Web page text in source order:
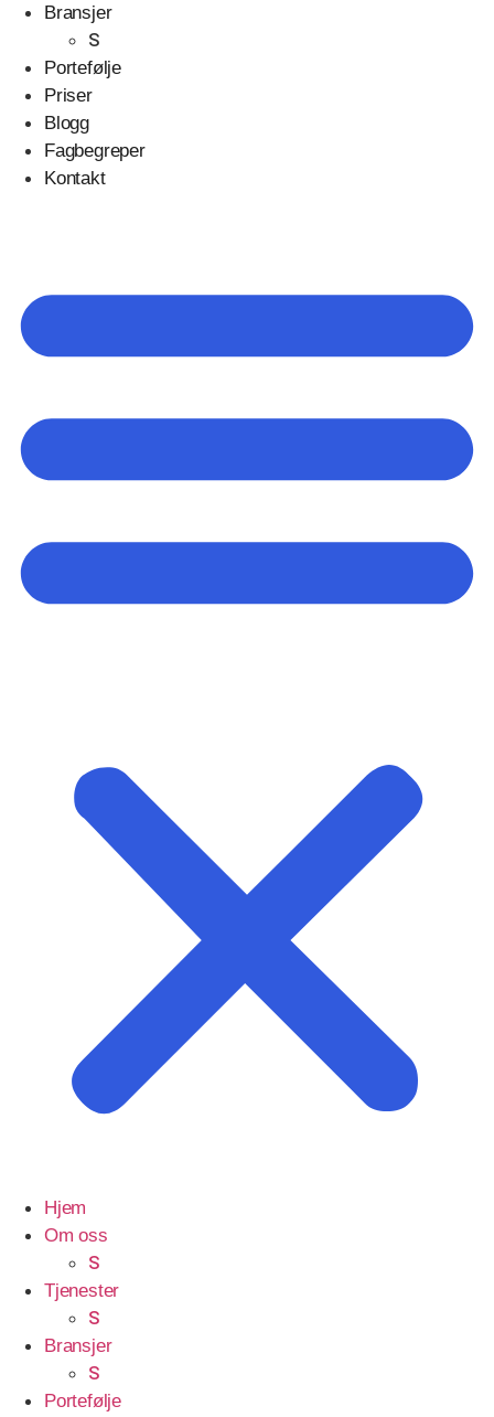
Bransjer
S
Portefølje
Priser
Blogg
Fagbegreper
Kontakt
Hjem
Om oss
S
Tjenester
S
Bransjer
S
Portefølje